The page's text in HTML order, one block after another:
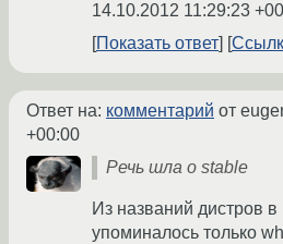
14.10.2012 11:29:23
Показать ответ
Ответ на: комментарий от
+00:00
Речь шла о stable
Из названий дистров в
упоминалось только